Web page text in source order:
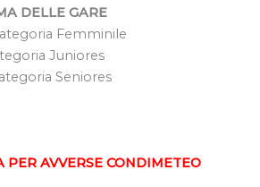
DELLE GARE
Femminile
Juniores
Seniores
PER AVVERSE CONDIMETEO